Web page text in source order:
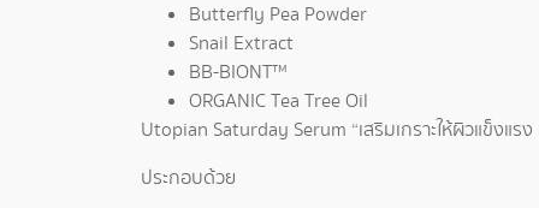
Butterfly Pea Powder
Snail Extract
BB-BIONT™
ORGANIC Tea Tree Oil
Utopian Saturday Serum “เสริมเกราะให้ผิวแข็งแร
ประกอบด้วย